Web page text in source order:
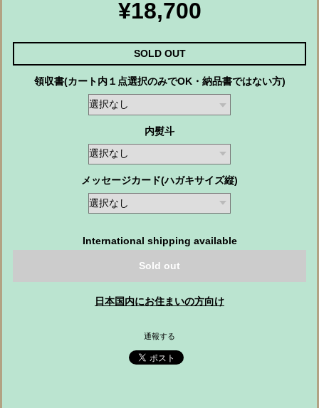
¥18,700
SOLD OUT
領収書(カート内１点選択のみでOK・納品書ではない方)
内熨斗
メッセージカード(ハガキサイズ縦)
International shipping available
Sold out
日本国内にお住まいの方向け
通報する